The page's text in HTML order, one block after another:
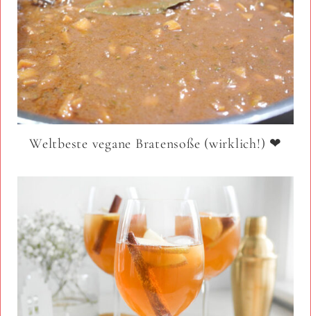
Weltbeste vegane Bratensoße (wirklich!) ❤